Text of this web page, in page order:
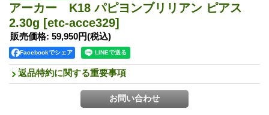
アーカー K18 パピヨンブリリアン ピアス
2.30g [etc-acce329]
販売価格: 59,950円(税込)
Facebookでシェア
返品特約に関する重要事項